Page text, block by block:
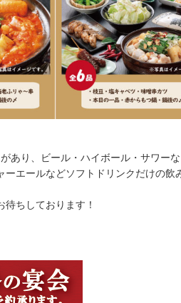
あり、ビール・ハイボール・サワー
ーエールなどソフトドリンクだけの飲
ちしております！